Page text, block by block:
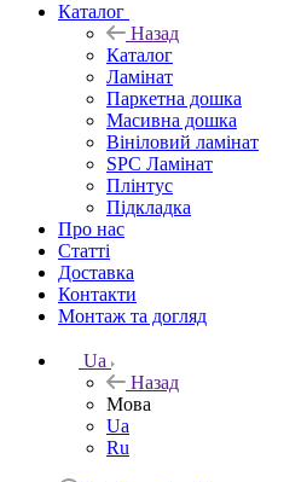
Каталог
Назад
Каталог
Ламінат
Паркетна дошка
Масивна дошка
Вініловий ламінат
SPC Ламінат
Плінтус
Підкладка
Про нас
Статті
Доставка
Контакти
Монтаж та догляд
Ua
Назад
Мова
Ua
Ru